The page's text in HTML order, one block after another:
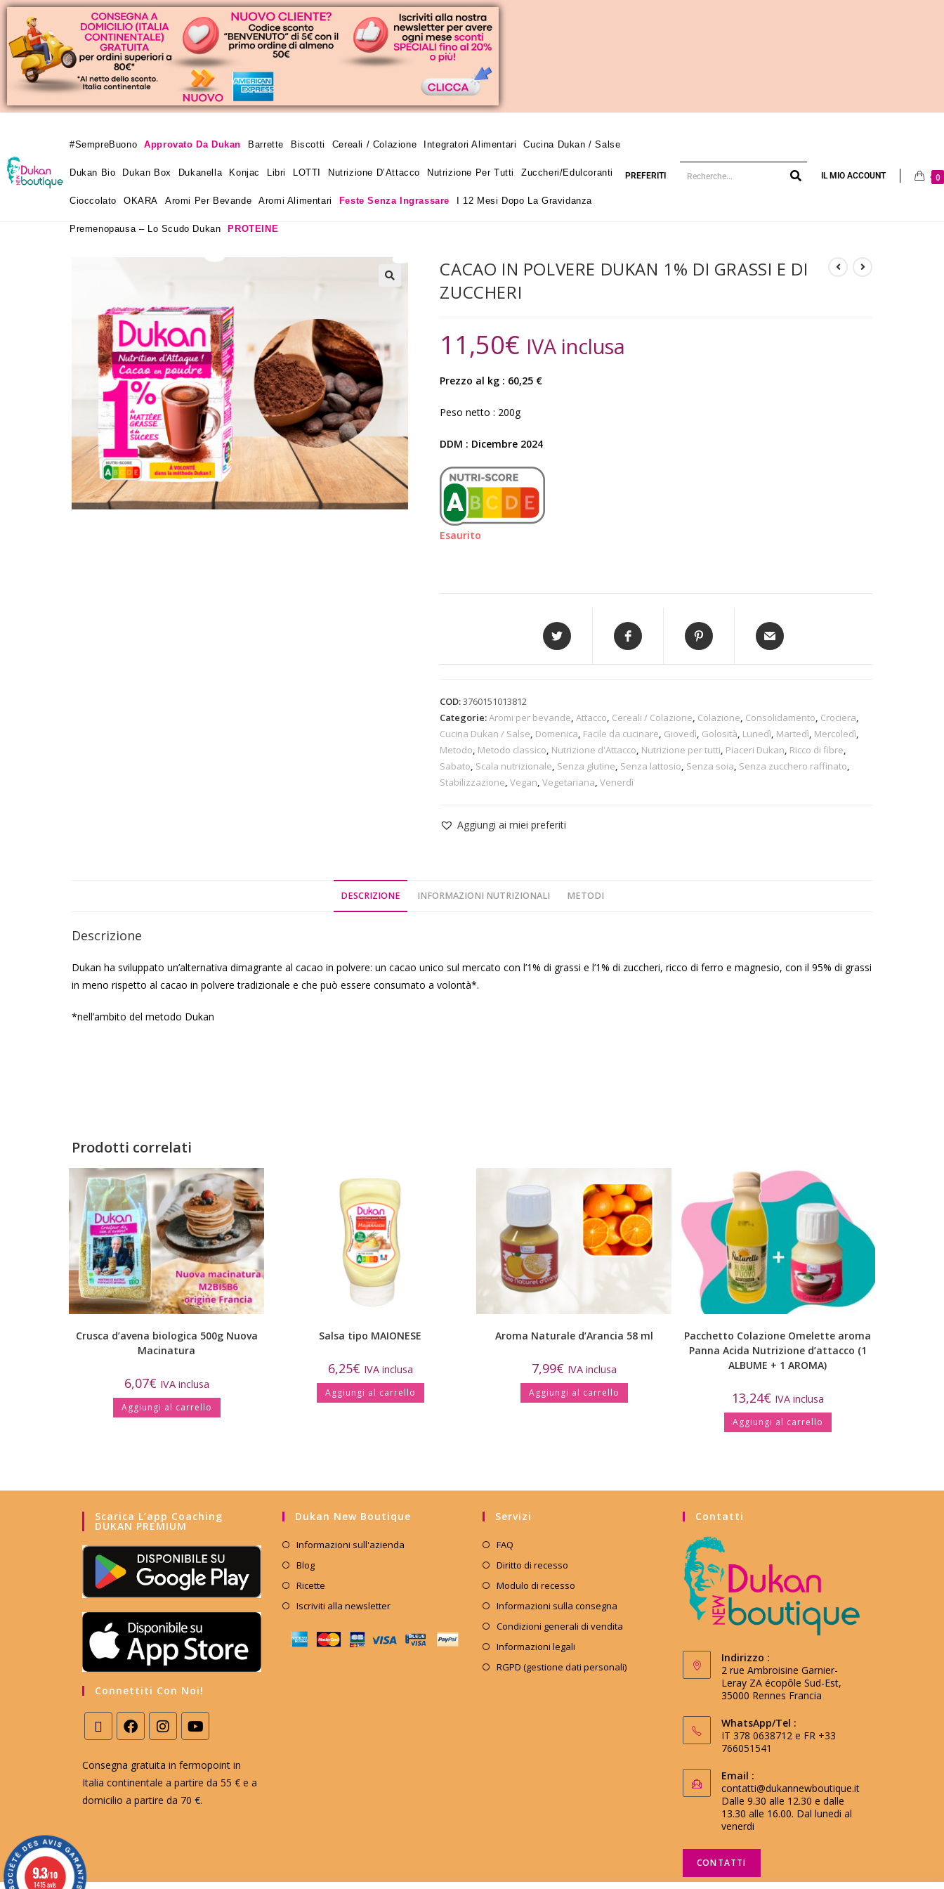
PREFERITI IL MIO ACCOUNT 0
#SempreBuono Approvato Da Dukan Barrette Biscotti Cereali / Colazione Integratori Alimentari Cucina Dukan / Salse
Dukan Bio Dukan Box Dukanella Konjac Libri LOTTI Nutrizione D’Attacco Nutrizione Per Tutti Zuccheri/edulcoranti
Cioccolato OKARA Aromi Per Bevande Aromi Alimentari Feste Senza Ingrassare I 12 Mesi Dopo La Gravidanza
Premenopausa – Lo Scudo Dukan PROTEINE
CACAO IN POLVERE DUKAN 1% DI GRASSI E DI
ZUCCHERI
11,50€ IVA inclusa
Prezzo al kg : 60,25 €
Peso netto : 200g
DDM : Dicembre 2024
Esaurito
COD:3760151013812
Categorie:Aromi per bevande,Attacco, Cereali / Colazione, Colazione, Consolidamento, Crociera,
Cucina Dukan / Salse, Domenica, Facile da cucinare, Giovedì, Golosità, Lunedì, Martedì, Mercoledì,
Metodo, Metodo classico, Nutrizione d'Attacco, Nutrizione per tutti, Piaceri Dukan, Ricco di fibre,
Sabato, Scala nutrizionale, Senza glutine, Senza lattosio, Senza soia, Senza zucchero raffinato,
Stabilizzazione,Vegan,Vegetariana,Venerdì
Aggiungi ai miei preferiti
DESCRIZIONE INFORMAZIONI NUTRIZIONALI METODI
Descrizione
Dukan ha sviluppato un’alternativa dimagrante al cacao in polvere: un cacao unico sul mercato con l’1% di grassi e l’1% di zuccheri, ricco di ferro e magnesio, con il 95% di grassi
in meno rispetto al cacao in polvere tradizionale e che può essere consumato a volontà*.
*nell’ambito del metodo Dukan
Prodotti correlati
Crusca d’avena biologica 500g Nuova
Macinatura
6,07€ IVA inclusa
Aggiungi al carrello
Salsa tipo MAIONESE
6,25€ IVA inclusa
Aggiungi al carrello
Aroma Naturale d’Arancia 58 ml
7,99€ IVA inclusa
Aggiungi al carrello
Pacchetto Colazione Omelette aroma
Panna Acida Nutrizione d’attacco (1
ALBUME + 1 AROMA)
13,24€ IVA inclusa
Aggiungi al carrello
Scarica L’app Coaching
DUKAN PREMIUM
Connettiti Con Noi!
Consegna gratuita in fermopoint in
Italia continentale a partire da 55 € e a
domicilio a partire da 70 €.
Dukan New Boutique
Informazioni sull'azienda
Blog
Ricette
Iscriviti alla newsletter
Servizi
FAQ
Diritto di recesso
Modulo di recesso
Informazioni sulla consegna
Condizioni generali di vendita
Informazioni legali
RGPD (gestione dati personali)
Contatti
Indirizzo :
2 rue Ambroisine Garnier-
Leray ZA écopôle Sud-Est,
35000 Rennes Francia
WhatsApp/Tel :
IT 378 0638712 e FR +33
766051541
Email :
contatti@dukannewboutique.it
Dalle 9.30 alle 12.30 e dalle
13.30 alle 16.00. Dal lunedi al
venerdi
9.3/10
1415 avis